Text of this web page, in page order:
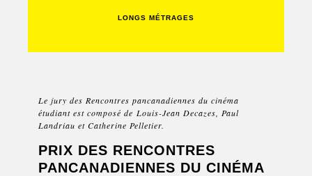
LONGS MÉTRAGES
Le jury des Rencontres pancanadiennes du cinéma
étudiant est composé de Louis-Jean Decazes, Paul
Landriau et Catherine Pelletier.
PRIX DES RENCONTRES
PANCANADIENNES DU CINÉMA